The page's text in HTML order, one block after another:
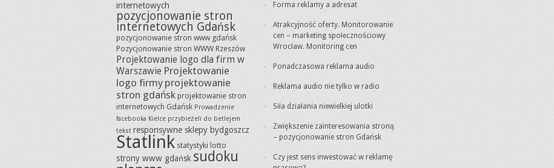
internetowych
pozycjonowanie stron
internetowych Gdańsk
pozycjonowanie stron www gdańsk
Pozycjonowanie stron WWW Rzeszów
Projektowanie logo dla firm w
Warszawie Projektowanie
logo firmy projektowanie
stron gdańsk projektowanie stron
internetowych Gdańsk Prowadzenie
facebooka Kielce przybieżeli do betlejem
tekst responsywne sklepy bydgoszcz
Statlink statystyki lotto
strony www gdańsk sudoku
Forma reklamy a adresat
Atrakcyjność oferty. Monitorowanie
cen – marketing społecznościowy
Wrocław. Monitoring cen
Ponadczasowa reklama audio
Reklama audio nie tylko w radio
Siła działania niewielkiej ulotki
Zwiększenie zainteresowania stroną
– pozycjonowanie stron Gdańsk
Czy jest sens inwestować w reklamę